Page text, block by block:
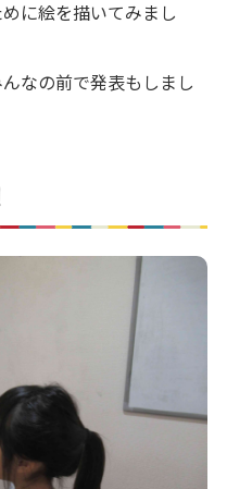
に絵を描いてみまし
なの前で発表もしまし